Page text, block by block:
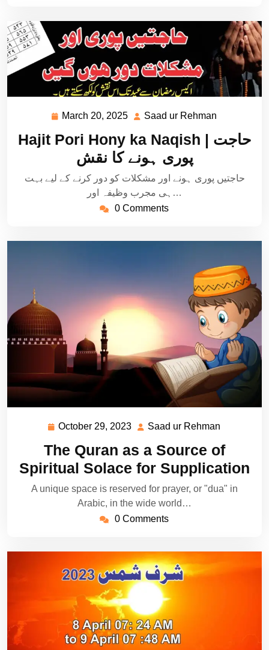
March 20, 2025 March
2025
Saad ur Rehman
Rehman
Hajit Pori Hony ka Naqish | حاجت
پوری ہونے کا نقش
حاجتیں پوری ہونے اور مشکلات کو دور کرنے کے لیے بہت
ہی مجرب وظیفہ اور…
0 Comments
October 29, 2023 October
2023
Saad ur Rehman
Rehman
The Quran as a Source of
Spiritual Solace for Supplication
A unique space is reserved for prayer, or "dua" in
Arabic, in the wide world…
0 Comments